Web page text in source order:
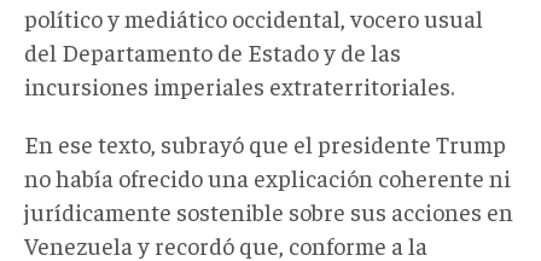
político y mediático occidental, vocero usual
del Departamento de Estado y de las
incursiones imperiales extraterritoriales.
En ese texto, subrayó que el presidente Trump
no había ofrecido una explicación coherente ni
jurídicamente sostenible sobre sus acciones en
Venezuela y recordó que, conforme a la